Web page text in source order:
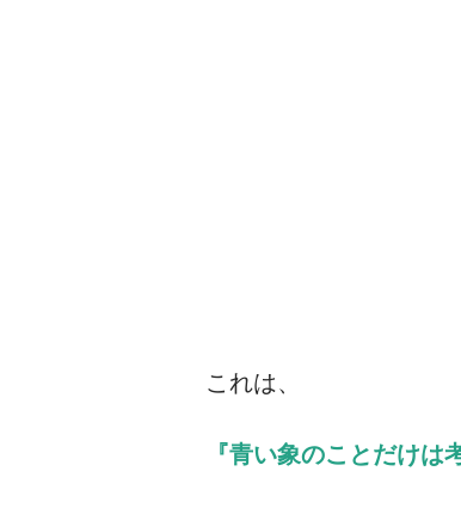
これは、
『青い象のことだけ